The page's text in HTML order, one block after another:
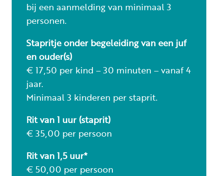
bij een aanmelding van minimaal 3
personen.
Stapritje onder begeleiding van een juf
en ouder(s)
€ 17,50 per kind – 30 minuten – vanaf 4
jaar.
Minimaal 3 kinderen per staprit.
Rit van 1 uur (staprit)
€ 35,00 per persoon
Rit van 1,5 uur*
€ 50,00 per persoon